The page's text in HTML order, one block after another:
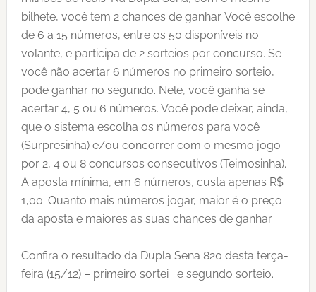
bilhete, você tem 2 chances de ganhar. Você escolhe
de 6 a 15 números, entre os 50 disponíveis no
volante, e participa de 2 sorteios por concurso. Se
você não acertar 6 números no primeiro sorteio,
pode ganhar no segundo. Nele, você ganha se
acertar 4, 5 ou 6 números. Você pode deixar, ainda,
que o sistema escolha os números para você
(Surpresinha) e/ou concorrer com o mesmo jogo
por 2, 4 ou 8 concursos consecutivos (Teimosinha).
A aposta mínima, em 6 números, custa apenas R$
1,00. Quanto mais números jogar, maior é o preço
da aposta e maiores as suas chances de ganhar.
Confira o resultado da Dupla Sena 820 desta terça-
feira (15/12) – primeiro sortei e segundo sorteio.